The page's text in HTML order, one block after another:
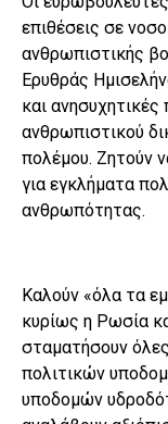
επιθέσεις σε
ανθρωπιστικής
Ερυθράς
και ανησυχητικές
ανθρωπιστικού
πολέμου. Ζητούν
για εγκλήματα
ανθρωπότητας.
Καλούν «όλα τα
κυρίως η Ρωσία
σταματήσουν
πολιτικών
υποδομών